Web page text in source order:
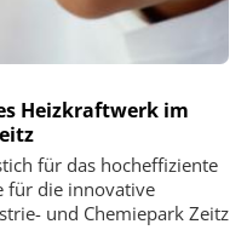
Heizkraftwerk im
für das hocheffiziente
für die innovative
und Chemiepark Zeitz